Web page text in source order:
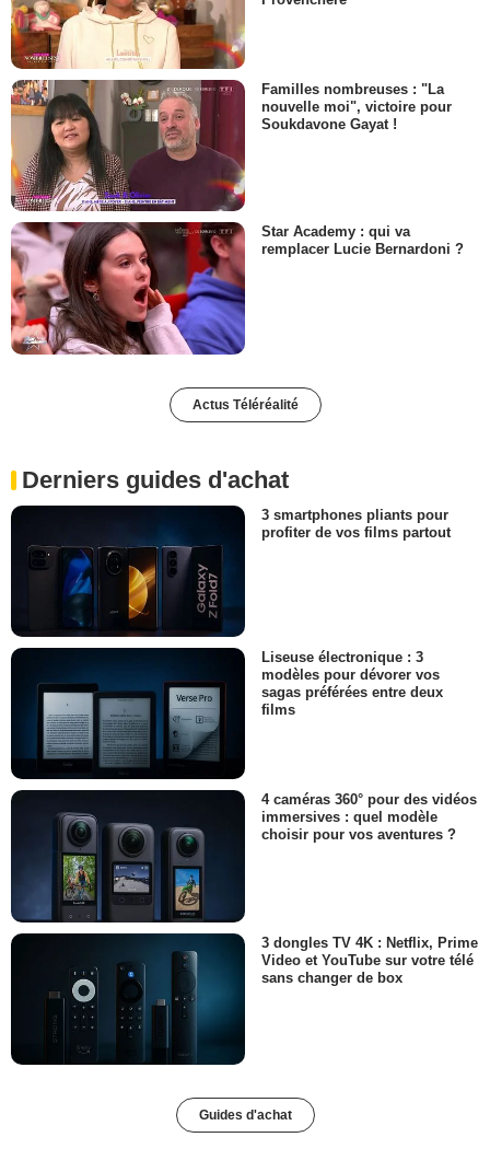
Familles nombreuses : "La
nouvelle moi", victoire pour
Soukdavone Gayat !
Star Academy : qui va
remplacer Lucie Bernardoni ?
Actus Téléréalité
Derniers guides d'achat
3 smartphones pliants pour
profiter de vos films partout
Liseuse électronique : 3
modèles pour dévorer vos
sagas préférées entre deux
films
4 caméras 360° pour des vidéos
immersives : quel modèle
choisir pour vos aventures ?
3 dongles TV 4K : Netflix, Prime
Video et YouTube sur votre télé
sans changer de box
Guides d'achat